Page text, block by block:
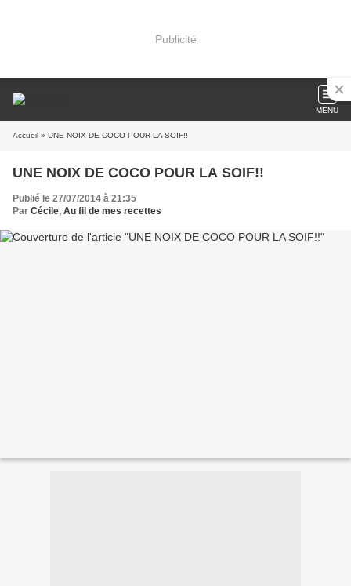
Publicité
MENU
Accueil » UNE NOIX DE COCO POUR LA SOIF!!
UNE NOIX DE COCO POUR LA SOIF!!
Publié le 27/07/2014 à 21:35
Par Cécile, Au fil de mes recettes